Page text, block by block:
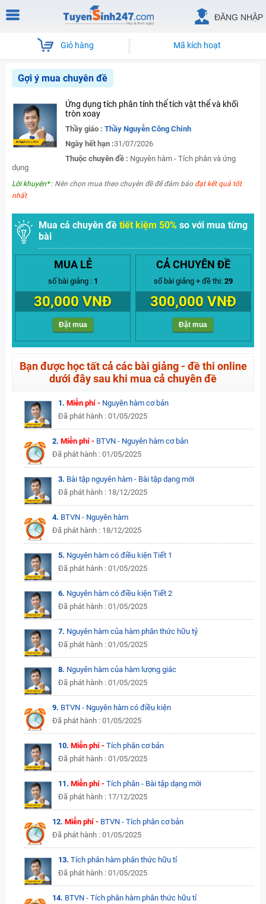
ĐĂNG NHẬP
Giỏ hàng Mã kích hoạt
Gợi ý mua chuyên đề
Ứng dụng tích phân tính thể tích vật thể và khối
tròn xoay
Thầy giáo : Thầy Nguyễn Công Chính
Ngày hết hạn :31/07/2026
Thuộc chuyên đề : Nguyên hàm - Tích phân và ứng
dụng
Lời khuyên*: Nên chọn mua theo chuyên đề để đảm bảo đạt kết quả tốt
nhất
Mua cả chuyên đề tiết kiệm 50% so với mua từng
bài
MUA LẺ
số bài giảng : 1
30,000 VNĐ
Đặt mua
CẢ CHUYÊN ĐỀ
số bài giảng + đề thi: 29
300,000 VNĐ
Đặt mua
Bạn được học tất cả các bài giảng - đề thi online
dưới đây sau khi mua cả chuyên đề
1. Miễn phí - Nguyên hàm cơ bản
Đã phát hành : 01/05/2025
2.Miễn phí - BTVN - Nguyên hàm cơ bản
Đã phát hành : 01/05/2025
3. Bài tập nguyên hàm - Bài tập dạng mới
Đã phát hành : 18/12/2025
4. BTVN - Nguyên hàm
Đã phát hành : 18/12/2025
5. Nguyên hàm có điều kiện Tiết 1
Đã phát hành : 01/05/2025
6. Nguyên hàm có điều kiện Tiết 2
Đã phát hành : 01/05/2025
7. Nguyên hàm của hàm phân thức hữu tỷ
Đã phát hành : 01/05/2025
8. Nguyên hàm của hàm lượng giác
Đã phát hành : 01/05/2025
9. BTVN - Nguyên hàm có điều kiện
Đã phát hành : 01/05/2025
10. Miễn phí - Tích phân cơ bản
Đã phát hành : 01/05/2025
11. Miễn phí - Tích phân - Bài tập dạng mới
Đã phát hành : 17/12/2025
12.Miễn phí - BTVN - Tích phân cơ bản
Đã phát hành : 01/05/2025
13. Tích phân hàm phân thức hữu tỉ
Đã phát hành : 01/05/2025
14. BTVN - Tích phân hàm phân thức hữu tỉ